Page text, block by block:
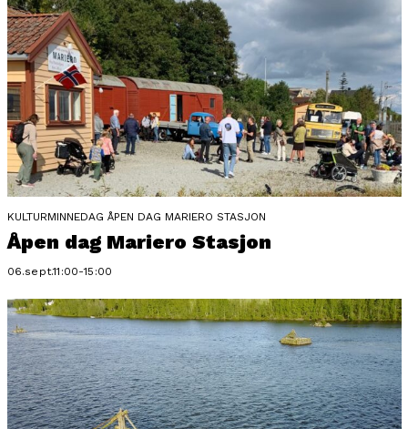
KULTURMINNEDAG ÅPEN DAG MARIERO STASJON
Åpen dag Mariero Stasjon
06.sept.11:00-15:00